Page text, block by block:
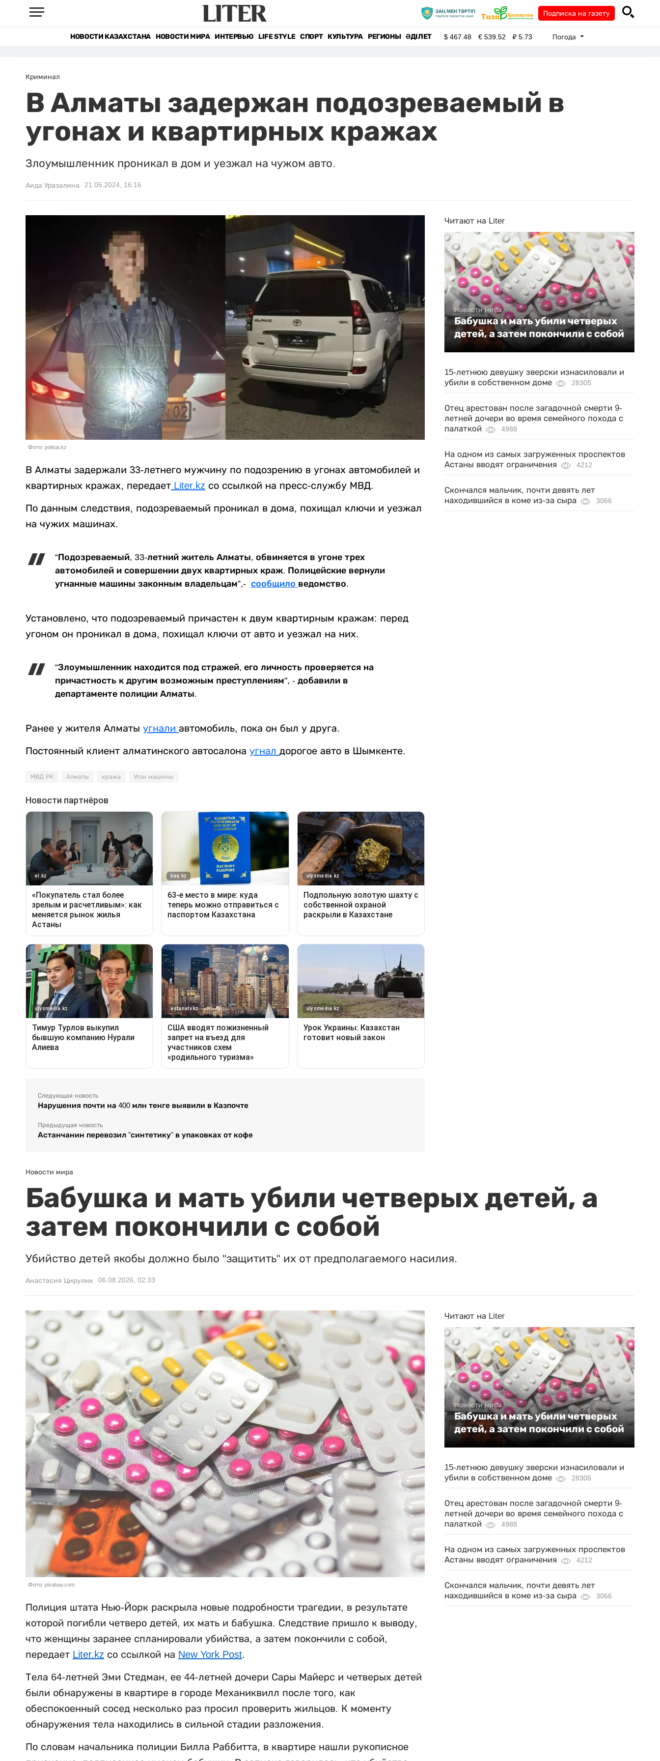
Подписка на газету
НОВОСТИ КАЗАХСТАНА НОВОСТИ МИРА ИНТЕРВЬЮ LIFE STYLE СПОРТ КУЛЬТУРА РЕГИОНЫ ӘДІЛЕТ $467.48 €539.52 ₽5.73 Погода
Криминал
В Алматы задержан подозреваемый в
угонах и квартирных кражах
Злоумышленник проникал в дом и уезжал на чужом авто.
Аида Уразалина 21.05.2024, 16:16
Фото: polisia.kz
В Алматы задержали 33-летнего мужчину по подозрению в угонах автомобилей и
квартирных кражах, передает Liter.kz со ссылкой на пресс-службу МВД.
По данным следствия, подозреваемый проникал в дома, похищал ключи и уезжал
на чужих машинах.
“Подозреваемый, 33-летний житель Алматы, обвиняется в угоне трех
автомобилей и совершении двух квартирных краж. Полицейские вернули
угнанные машины законным владельцам”,- сообщило ведомство.
Установлено, что подозреваемый причастен к двум квартирным кражам: перед
угоном он проникал в дома, похищал ключи от авто и уезжал на них.
“Злоумышленник находится под стражей, его личность проверяется на
причастность к другим возможным преступлениям", - добавили в
департаменте полиции Алматы.
Ранее у жителя Алматы угнали автомобиль, пока он был у друга.
Постоянный клиент алматинского автосалона угнал дорогое авто в Шымкенте.
МВД РК Алматы кража Угон машины
Следующая новость
Нарушения почти на 400 млн тенге выявили в Казпочте
Предыдущая новость
Астанчанин перевозил "синтетику" в упаковках от кофе
Читают на Liter
Новости мира
Бабушка и мать убили четверых
детей, а затем покончили с собой
15-летнюю девушку зверски изнасиловали и
убили в собственном доме
28305
Отец арестован после загадочной смерти 9-
летней дочери во время семейного похода с
палаткой
4988
На одном из самых загруженных проспектов
Астаны вводят ограничения
4212
Скончался мальчик, почти девять лет
находившийся в коме из-за сыра
3066
Новости мира
Бабушка и мать убили четверых детей, а
затем покончили с собой
Убийство детей якобы должно было "защитить" их от предполагаемого насилия.
Анастасия Цирулик 06.08.2026, 02:33
Фото: pixabay.com
Полиция штата Нью-Йорк раскрыла новые подробности трагедии, в результате
которой погибли четверо детей, их мать и бабушка. Следствие пришло к выводу,
что женщины заранее спланировали убийства, а затем покончили с собой,
передает Liter.kz со ссылкой на New York Post.
Тела 64-летней Эми Стедман, ее 44-летней дочери Сары Майерс и четверых детей
были обнаружены в квартире в городе Механиквилл после того, как
обеспокоенный сосед несколько раз просил проверить жильцов. К моменту
обнаружения тела находились в сильной стадии разложения.
По словам начальника полиции Билла Раббитта, в квартире нашли рукописное
Читают на Liter
Новости мира
Бабушка и мать убили четверых
детей, а затем покончили с собой
15-летнюю девушку зверски изнасиловали и
убили в собственном доме
28305
Отец арестован после загадочной смерти 9-
летней дочери во время семейного похода с
палаткой
4988
На одном из самых загруженных проспектов
Астаны вводят ограничения
4212
Скончался мальчик, почти девять лет
находившийся в коме из-за сыра
3066